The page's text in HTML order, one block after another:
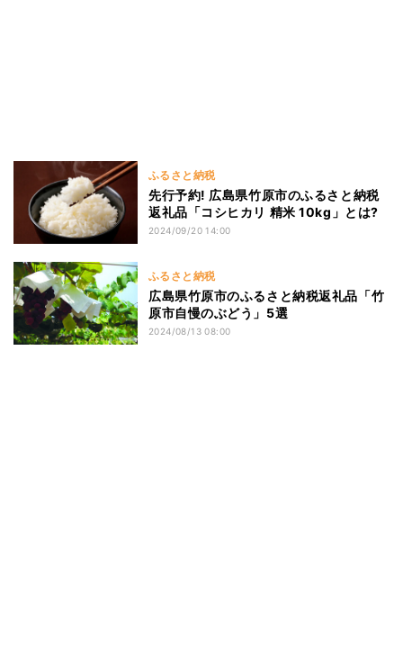
ふるさと納税
先行予約! 広島県竹原市のふるさと納税
返礼品「コシヒカリ 精米 10kg」とは?
2024/09/20 14:00
ふるさと納税
広島県竹原市のふるさと納税返礼品「竹
原市自慢のぶどう」5選
2024/08/13 08:00